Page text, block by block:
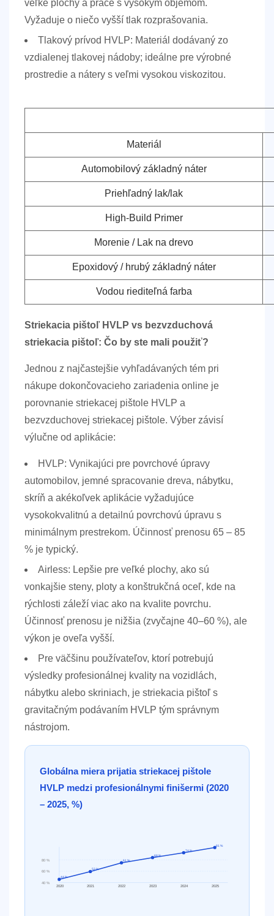
veľké plochy a práce s vysokým objemom.
Vyžaduje o niečo vyšší tlak rozprašovania.
Tlakový prívod HVLP: Materiál dodávaný zo
vzdialenej tlakovej nádoby; ideálne pre výrobné
prostredie a nátery s veľmi vysokou viskozitou.
Materiál
Automobilový základný náter
Priehľadný lak/lak
High-Build Primer
Morenie / Lak na drevo
Epoxidový / hrubý základný náter
Vodou riediteľná farba
Striekacia pištoľ HVLP vs bezvzduchová
striekacia pištoľ: Čo by ste mali použiť?
Jednou z najčastejšie vyhľadávaných tém pri
nákupe dokončovacieho zariadenia online je
porovnanie striekacej pištole HVLP a
bezvzduchovej striekacej pištole. Výber závisí
výlučne od aplikácie:
HVLP: Vynikajúci pre povrchové úpravy
automobilov, jemné spracovanie dreva, nábytku,
skríň a akékoľvek aplikácie vyžadujúce
vysokokvalitnú a detailnú povrchovú úpravu s
minimálnym prestrekom. Účinnosť prenosu 65 – 85
% je typický.
Airless: Lepšie pre veľké plochy, ako sú
vonkajšie steny, ploty a konštrukčná oceľ, kde na
rýchlosti záleží viac ako na kvalite povrchu.
Účinnosť prenosu je nižšia (zvyčajne 40–60 %), ale
výkon je oveľa vyšší.
Pre väčšinu používateľov, ktorí potrebujú
výsledky profesionálnej kvality na vozidlách,
nábytku alebo skriniach, je striekacia pištoľ s
gravitačným podávaním HVLP tým správnym
nástrojom.
Globálna miera prijatia striekacej pištole
HVLP medzi profesionálnymi finišermi (2020
– 2025, %)
40 %
60 %
80 %
2020 2021 2022 2023 2024 2025
44 %
52 %
61 %
68 %
74 %
81 %